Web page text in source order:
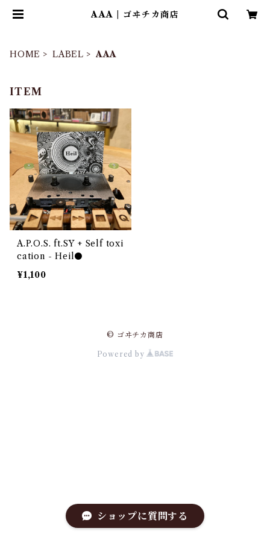
AAA | ゴヰチカ商店
HOME LABEL AAA
ITEM
A.P.O.S. ft.SY + Self toxi
cation - Heil⚫​
¥1,100
© ゴヰチカ商店
Powered by
ショップに質問する